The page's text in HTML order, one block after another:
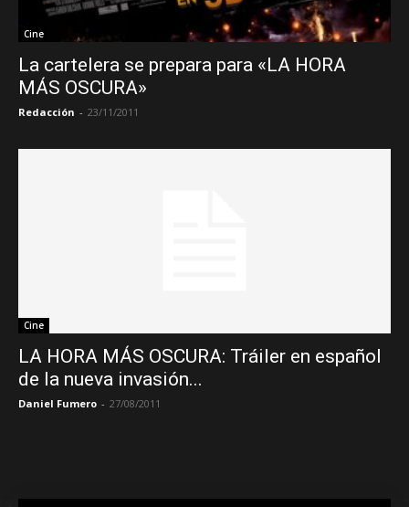
Cine
La cartelera se prepara para «LA HORA
MÁS OSCURA»
Redacción - 23/11/2011
Cine
LA HORA MÁS OSCURA: Tráiler en español
de la nueva invasión...
Daniel Fumero - 27/08/2011